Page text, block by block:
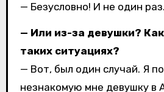
— Безусловно! И не один раз.
— Или из-за девушки?
таких ситуациях?
— Вот, был один случай. Я
незнакомую мне девушку в